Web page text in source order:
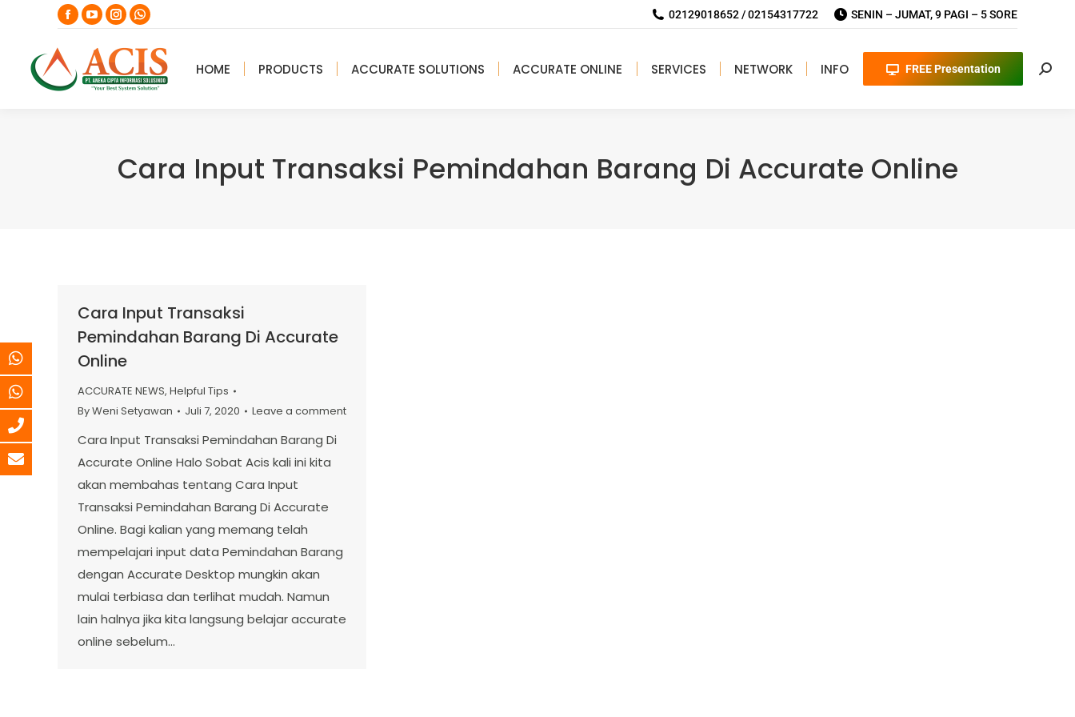
Facebook
page
opens
in
YouTube
page
opens
in
Instagram
page
opens
in
Whatsapp
page
opens
in
02129018652 / 02154317722 SENIN – JUMAT, 9 PAGI – 5 SORE
HOME PRODUCTS ACCURATE SOLUTIONS ACCURATE ONLINE SERVICES NETWORK INFO FREE Presentation
Cara Input Transaksi Pemindahan Barang Di Accurate Online
Cara Input Transaksi
Pemindahan Barang Di Accurate
Online
ACCURATE NEWS, Helpful Tips
ByWeni Setyawan Juli 7, 2020 Leave a comment
Cara Input Transaksi Pemindahan Barang Di
Accurate Online Halo Sobat Acis kali ini kita
akan membahas tentang Cara Input
Transaksi Pemindahan Barang Di Accurate
Online. Bagi kalian yang memang telah
mempelajari input data Pemindahan Barang
dengan Accurate Desktop mungkin akan
mulai terbiasa dan terlihat mudah. Namun
lain halnya jika kita langsung belajar accurate
online sebelum…